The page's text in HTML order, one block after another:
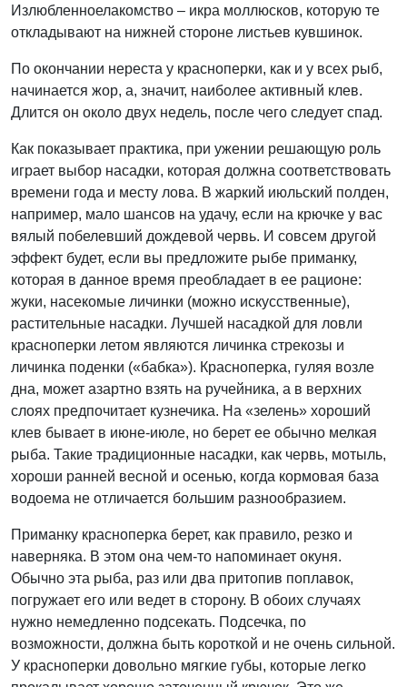
Излюбленноелакомство – икра моллюсков, которую те
откладывают на нижней стороне листьев кувшинок.
По окончании нереста у красноперки, как и у всех рыб,
начинается жор, а, значит, наиболее активный клев.
Длится он около двух недель, после чего следует спад.
Как показывает практика, при ужении решающую роль
играет выбор насадки, которая должна соответствовать
времени года и месту лова. В жаркий июльский полден,
например, мало шансов на удачу, если на крючке у вас
вялый побелевший дождевой червь. И совсем другой
эффект будет, если вы предложите рыбе приманку,
которая в данное время преобладает в ее рационе:
жуки, насекомые личинки (можно искусственные),
растительные насадки. Лучшей насадкой для ловли
красноперки летом являются личинка стрекозы и
личинка поденки («бабка»). Красноперка, гуляя возле
дна, может азартно взять на ручейника, а в верхних
слоях предпочитает кузнечика. На «зелень» хороший
клев бывает в июне-июле, но берет ее обычно мелкая
рыба. Такие традиционные насадки, как червь, мотыль,
хороши ранней весной и осенью, когда кормовая база
водоема не отличается большим разнообразием.
Приманку красноперка берет, как правило, резко и
наверняка. В этом она чем-то напоминает окуня.
Обычно эта рыба, раз или два притопив поплавок,
погружает его или ведет в сторону. В обоих случаях
нужно немедленно подсекать. Подсечка, по
возможности, должна быть короткой и не очень сильной.
У красноперки довольно мягкие губы, которые легко